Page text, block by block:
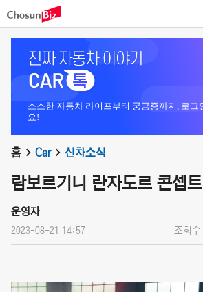
소소한 자동차 라이프부터 궁금증까지, 로그
요!
홈 Car 신차소식
람보르기니 란자도르 콘셉
운영자
2023-08-21 14:57 조회수